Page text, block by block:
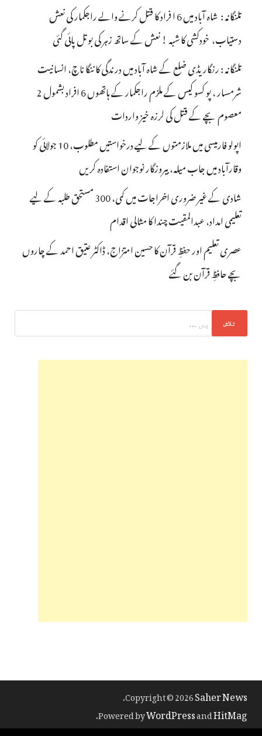
تلنگانہ : شاہ آباد میں 6 ا فراد کا قتل کرنے والے راجکمار کی نعش
دستیاب، خودکشی کا شبہ ! نعش کے ساتھ زہر کی بوتل پائی گئی
تلنگانہ : رنگاریڈی ضلع کے شاہ آباد میں درندگی کا ننگا ناچ، انسانیت
شرمسار ، پو کسو کیس کے ملزم راجکمار کے ہاتھوں 6 افراد بشمول 2
معصوم بچے کے قتل کی لرزہ خیز واردات
اپولو فارمیسی میں ملازمتوں کے لیے درخواستیں مطلوب، 10 جولائی کو
وقارآباد میں جاب میلہ، بیروزگار نوجوان استفادہ کریں
شادی کے غیر ضروری اخراجات میں کمی، 300 مستحق طلبہ کے لیے
تعلیمی امداد، عبدالمقیت چندا کا مثالی اقدام
عصری تعلیم اور حفظِ قرآن کا حسین امتزاج، ڈاکٹر عتیق احمد کے چاروں
بچے حافظِ قرآن بن گئے
Copyright © 2026Saher News
.
Powered byWordPressandHitMag
.